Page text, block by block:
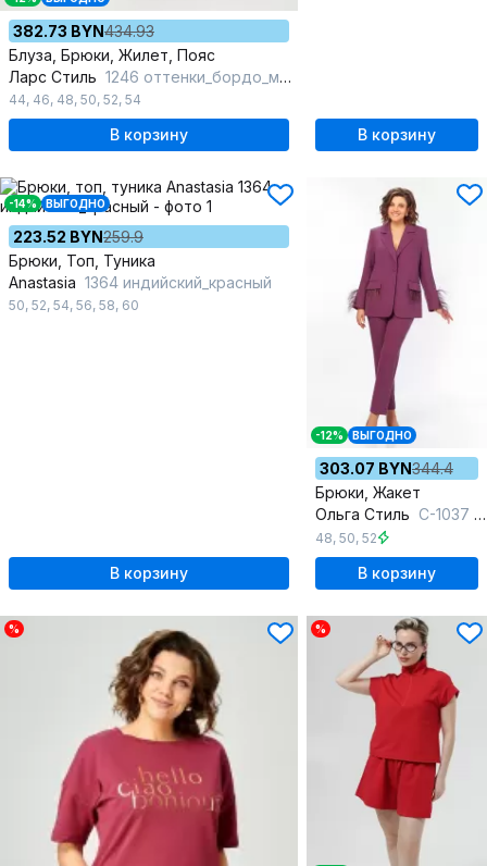
382.73 BYN434.93
Блуза, Брюки, Жилет, Пояс
Ларс Стиль 1246 оттенки_бордо_молочного
44, 46, 48, 50, 52, 54
В корзину В корзину
-14% ВЫГОДНО
223.52 BYN259.9
Брюки, Топ, Туника
Anastasia 1364 индийский_красный
50, 52, 54, 56, 58, 60
В корзину
-12% ВЫГОДНО
303.07 BYN344.4
Брюки, Жакет
Ольга Стиль С-1037 бордовый
48, 50, 52
В корзину
% %